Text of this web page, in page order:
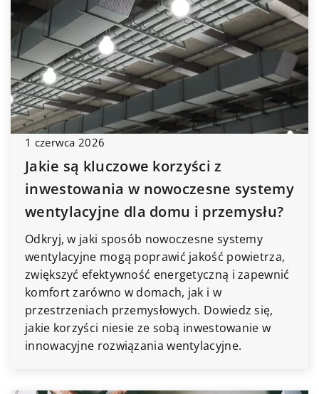
1 czerwca 2026
Jakie są kluczowe korzyści z
inwestowania w nowoczesne systemy
wentylacyjne dla domu i przemysłu?
Odkryj, w jaki sposób nowoczesne systemy
wentylacyjne mogą poprawić jakość powietrza,
zwiększyć efektywność energetyczną i zapewnić
komfort zarówno w domach, jak i w
przestrzeniach przemysłowych. Dowiedz się,
jakie korzyści niesie ze sobą inwestowanie w
innowacyjne rozwiązania wentylacyjne.